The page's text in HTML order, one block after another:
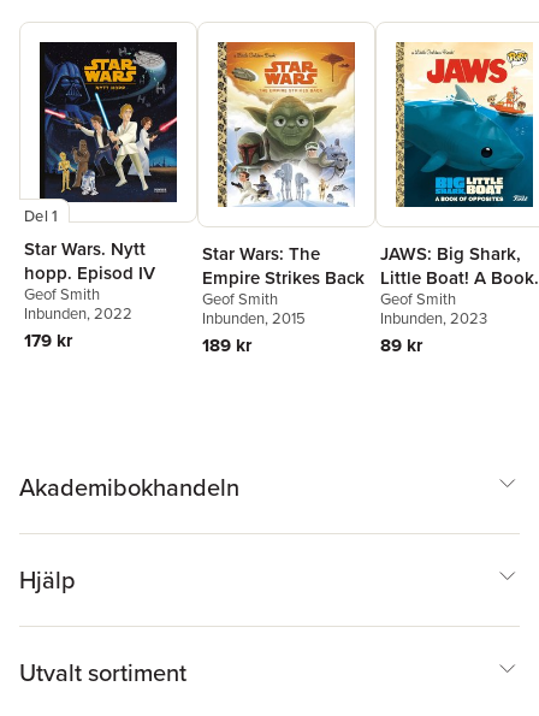
Del 1
Star Wars. Nytt
hopp. Episod IV
Geof Smith
Inbunden, 2022
179 kr
Star Wars: The
Empire Strikes Back
Geof Smith
Inbunden, 2015
189 kr
JAWS: Big Shark,
Little Boat! A Book
of Opposites
Pop!)
Geof Smith
Inbunden, 2023
89 kr
Akademibokhandeln
Hjälp
Utvalt sortiment